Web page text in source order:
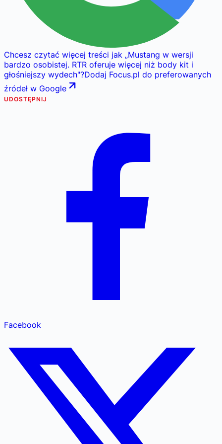
Chcesz czytać więcej treści jak „Mustang w wersji
bardzo osobistej. RTR oferuje więcej niż body kit i
głośniejszy wydech"?Dodaj Focus.pl do preferowanych
źródeł w Google
UDOSTĘPNIJ
Facebook